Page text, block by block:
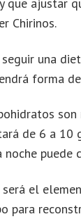
que ajustar
Chirinos.
una
forma
de 6 a
puede
el